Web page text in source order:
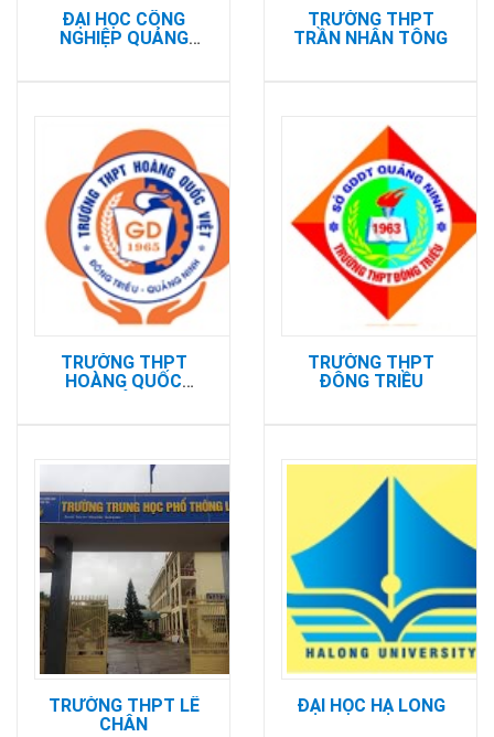
ĐẠI HỌC CÔNG
NGHIỆP QUẢNG
TRƯỜNG THPT
TRẦN NHÂN TÔNG
TRƯỜNG THPT
HOÀNG QUỐC
TRƯỜNG THPT
ĐÔNG TRIỀU
TRƯỜNG THPT LÊ
CHÂN
ĐẠI HỌC HẠ LONG